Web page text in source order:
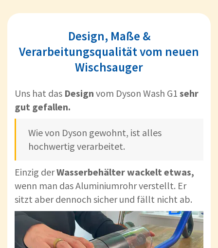
Design, Maße &
Verarbeitungsqualität vom neuen
Wischsauger
Uns hat das Design vom Dyson Wash G1 sehr
gut gefallen.
Wie von Dyson gewohnt, ist alles
hochwertig verarbeitet.
Einzig derWasserbehälter wackelt etwas,
wenn man das Aluminiumrohr verstellt. Er
sitzt aber dennoch sicher und fällt nicht ab.